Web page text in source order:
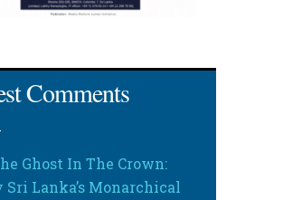
Comments
Ghost In The Crown:
Sri Lanka’s Monarchical